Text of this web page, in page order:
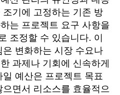
기에 고정하는 기존 방
는 프로젝트 요구 사항을
조정할 수 있습니다. 이
변화하는 시장 수요나
과제나 기회에 신속하게
예산은 프로젝트 목표
면서 리소스를 효율적으